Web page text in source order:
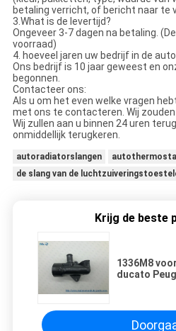
betaling verricht, of bericht naar te
3.What is de levertijd?
Ongeveer 3-7 dagen na betaling.
voorraad)
4. hoeveel jaren uw bedrijf in de
Ons bedrijf is 10 jaar geweest en
begonnen.
Contacteer ons:
Als u om het even welke vragen
met ons te contacteren. Wij
Wij zullen aan u binnen 24 uren
onmiddellijk terugkeren.
autoradiatorslangen
de slang van de
Krijg de beste
1336M8
ducato
Nieuwe Pijp